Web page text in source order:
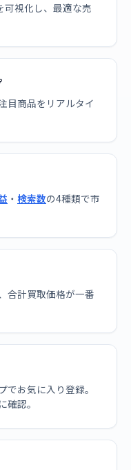
可視化し、最適な売
目商品をリアルタイ
・ 検索数の4種類で市
合計買取価格が一番
お気に入り登録。
認。